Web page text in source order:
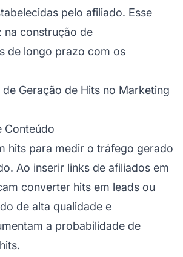
pelo afiliado. Esse
na construção de
de longo prazo com os
de Geração de Hits no Marketing
Conteúdo
hits para medir o tráfego gerado
Ao inserir links de afiliados em
converter hits em leads ou
de alta qualidade e
a probabilidade de